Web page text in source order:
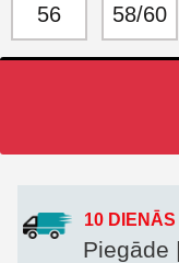
56 58/60
10
Piegāde